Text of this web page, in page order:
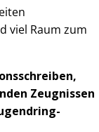
viel Raum zum
Zeugnissen